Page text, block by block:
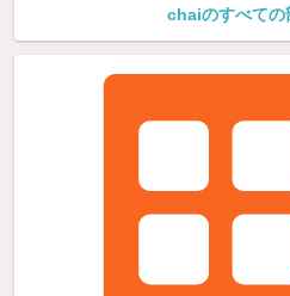
chaiのすべての